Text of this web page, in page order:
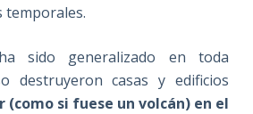
temporales.
sido generalizado en toda
destruyeron casas y edificios
(como si fuese un volcán) en el